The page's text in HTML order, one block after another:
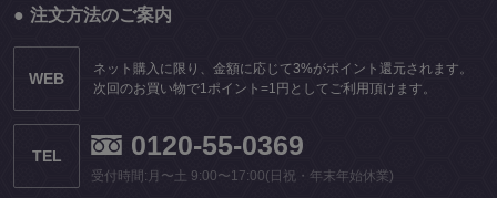
注文方法のご案内
WEB
ネット購入に限り、金額に応じて3%がポイント還元されます。
次回のお買い物で1ポイント=1円としてご利用頂けます。
TEL 0120-55-0369
受付時間:月〜土 9:00〜17:00(日祝・年末年始休業)